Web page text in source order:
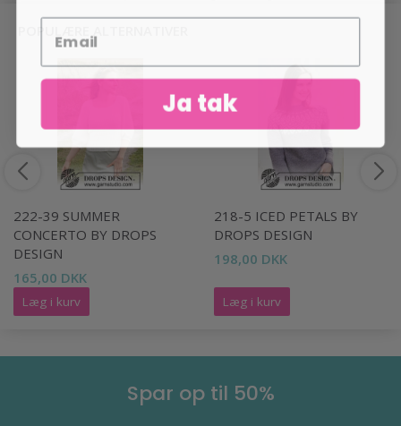
222-39 SUMMER
CONCERTO BY DROPS
DESIGN
165,00 DKK
Læg i kurv
218-5 ICED PETALS BY
DROPS DESIGN
198,00 DKK
Læg i kurv
Spar op til 50%
Ja tak